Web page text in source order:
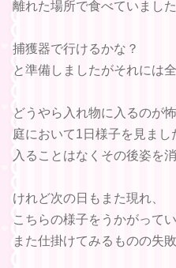
離れた場所で食べていました
捕獲器で行けるかな？
と準備しましたがそれには
どうやら入れ物に入るのが怖
庭において1日様子を見まし
入ることはなくその後姿を
けれど次の日もまた現れ、
こちらの様子をうかがって
また仕掛けてみるものの失敗